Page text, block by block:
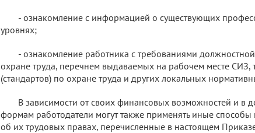
- ознакомление с информацией о существующих
уровнях;
- ознакомление работника с требованиями
охране труда, перечнем выдаваемых на рабочем месте СИЗ,
(стандартов) по охране труда и других локальных
В зависимости от своих финансовых возможностей и в
формам работодатели могут также применять иные
об их трудовых правах, перечисленные в настоящем